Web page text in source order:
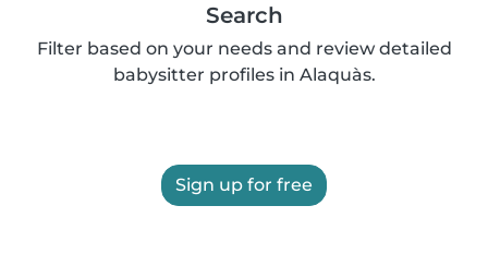
Search
Filter based on your needs and review detailed
babysitter profiles in Alaquàs.
Sign up for free